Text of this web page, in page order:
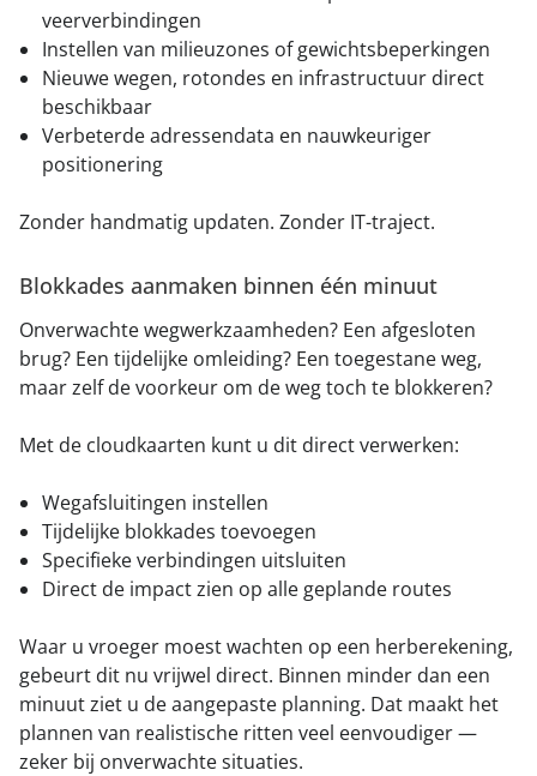
veerverbindingen
Instellen van milieuzones of gewichtsbeperkingen
Nieuwe wegen, rotondes en infrastructuur direct
beschikbaar
Verbeterde adressendata en nauwkeuriger
positionering
Zonder handmatig updaten. Zonder IT-traject.
Blokkades aanmaken binnen één minuut
Onverwachte wegwerkzaamheden? Een afgesloten
brug? Een tijdelijke omleiding? Een toegestane weg,
maar zelf de voorkeur om de weg toch te blokkeren?
Met de cloudkaarten kunt u dit direct verwerken:
Wegafsluitingen instellen
Tijdelijke blokkades toevoegen
Specifieke verbindingen uitsluiten
Direct de impact zien op alle geplande routes
Waar u vroeger moest wachten op een herberekening,
gebeurt dit nu vrijwel direct. Binnen minder dan een
minuut ziet u de aangepaste planning. Dat maakt het
plannen van realistische ritten veel eenvoudiger —
zeker bij onverwachte situaties.